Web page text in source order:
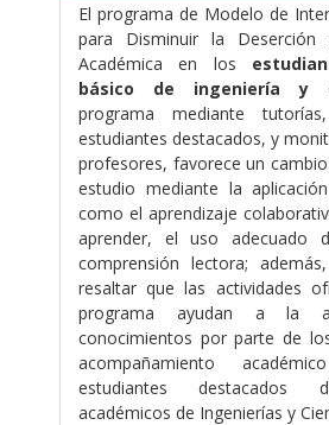
El programa de Modelo de
para Disminuir la Deserción
Académica en los
básico de ingeniería y
programa mediante
estudiantes destacados, y
profesores, favorece un
estudio mediante la
como el aprendizaje
aprender, el uso adecuado
comprensión lectora;
resaltar que las actividades
programa ayudan a la
conocimientos por parte de
acompañamiento
estudiantes destacados
académicos de Ingenierías y